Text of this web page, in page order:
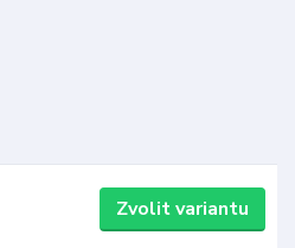
Zvolit variantu